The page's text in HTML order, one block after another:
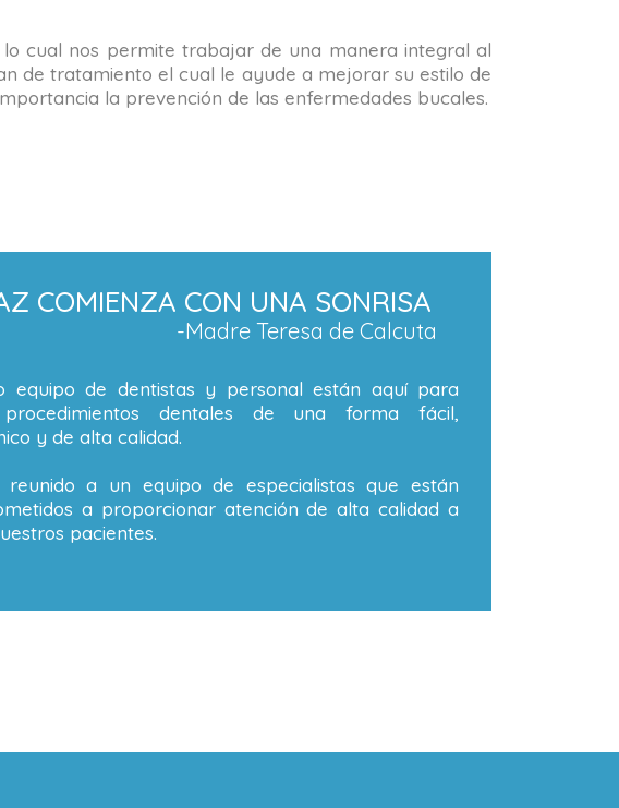
cual nos permite trabajar de una manera integral al
de tratamiento el cual le ayude a mejorar su estilo de
la prevención de las enfermedades bucales.
COMIENZA CON UNA SONRISA
-Madre Teresa de Calcuta
equipo de dentistas y personal están aquí para
dentales de una forma fácil,
y de alta calidad.
reunido a un equipo de especialistas que están
a proporcionar atención de alta calidad a
pacientes.